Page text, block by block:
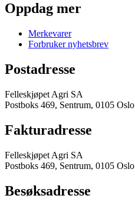
Oppdag mer
Merkevarer
Forbruker nyhetsbrev
Postadresse
Felleskjøpet Agri SA
Postboks 469, Sentrum, 0105 Oslo
Fakturadresse
Felleskjøpet Agri SA
Postboks 469, Sentrum, 0105 Oslo
Besøksadresse